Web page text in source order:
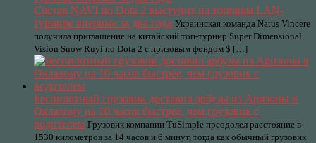
Состав NAVI по Dota 2 выступит на топовом LAN-
турнире впервые за два года Украинская команда Natus Vincere
получила приглашение на китайский топ-турнир Super Dimensional
Vision Snow Ruyi по Dota 2 с призовым фондом $ […]
Беспилотный грузовик доставил арбузы из Аризоны в
Оклахому на 10 часов быстрее, чем грузовик с
водителем Грузовик компании TuSimple преодолел расстояние в
1530 километров за 14 часов и 6 минут, тогда как обычный грузовик